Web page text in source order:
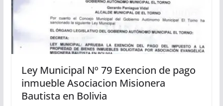
Ley Municipal Nº 79 Exencion de pago
inmueble Asociacion Misionera
Bautista en Bolivia